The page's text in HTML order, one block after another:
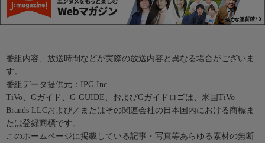
番組内容、放送時間などが実際の放送内容と異なる場合がございま
す。
番組データ提供元：IPG Inc.
TiVo、Gガイド、G-GUIDE、およびGガイドロゴは、米国TiVo
Brands LLCおよび／またはその関連会社の日本国内における商標ま
たは登録商標です。
このホームページに掲載している記事・写真等あらゆる素材の無断